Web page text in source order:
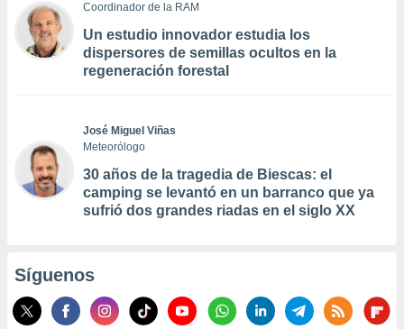
Coordinador de la RAM
Un estudio innovador estudia los
dispersores de semillas ocultos en la
regeneración forestal
José Miguel Viñas
Meteorólogo
30 años de la tragedia de Biescas: el
camping se levantó en un barranco que ya
sufrió dos grandes riadas en el siglo XX
Síguenos